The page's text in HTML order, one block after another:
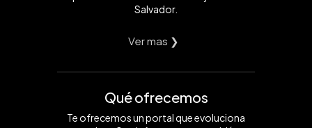
Salvador.
Ver mas ❯
Qué ofrecemos
Te ofrecemos un portal que evoluciona